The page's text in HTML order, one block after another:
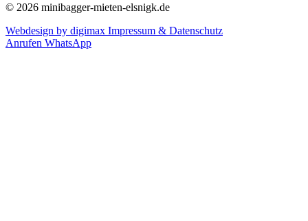
© 2026 minibagger-mieten-elsnigk.de
Webdesign by digimax Impressum & Datenschutz
Anrufen WhatsApp